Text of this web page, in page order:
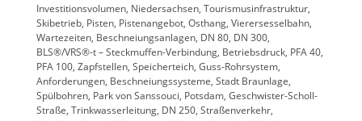
Investitionsvolumen, Niedersachsen, Tourismusinfrastruktur,
Skibetrieb, Pisten, Pistenangebot, Osthang, Vierersesselbahn,
Wartezeiten, Beschneiungsanlagen, DN 80, DN 300,
BLS®/VRS®-t – Steckmuffen-Verbindung, Betriebsdruck, PFA 40,
PFA 100, Zapfstellen, Speicherteich, Guss-Rohrsystem,
Anforderungen, Beschneiungssysteme, Stadt Braunlage,
Spülbohren, Park von Sanssouci, Potsdam, Geschwister-Scholl-
Straße, Trinkwasserleitung, DN 250, Straßenverkehr,